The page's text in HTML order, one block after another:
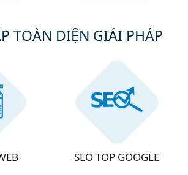
thiết kế
ứng
người
trải
tăng doanh thu và tạo dựng
uy tín. Hãy lựa chọn đơn vị
nghiệp để đồng hành cùng
sự phát triển của bạn.
TOÀN DIỆN GIẢI PHÁP
SEO TOP GOOGLE